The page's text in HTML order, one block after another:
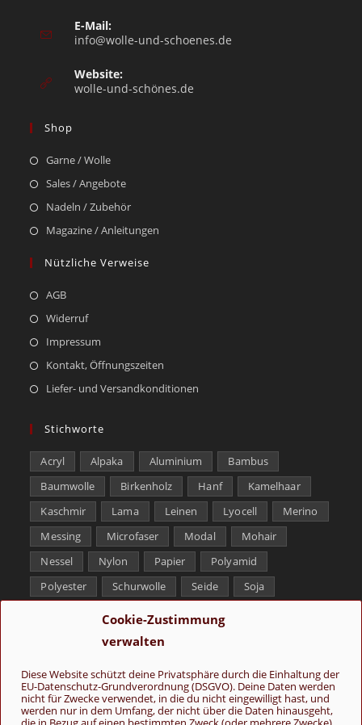
Cookie-Zustimmung
verwalten
Diese Website schützt deine Privatsphäre durch die Einhaltung der
EU-Datenschutz-Grundverordnung (DSGVO). Deine Daten werden
nicht für Zwecke verwendet, in die du nicht eingewilligt hast, und
werden nur in dem Umfang, der nicht über die Daten hinausgeht,
E-Mail:
info@wolle-und-schoenes.de
Website:
wolle-und-schönes.de
Shop
Garne / Wolle
Sales / Angebote
Nadeln / Zubehör
Magazine / Anleitungen
Nützliche Verweise
AGB
Widerruf
Impressum
Kontakt, Öffnungszeiten
Liefer- und Versandkonditionen
Stichworte
Acryl Alpaka Aluminium
Bambus
Baumwolle
Birkenholz Hanf
Kamelhaar
Kaschmir
Lama Leinen Lyocell
Merino
Messing
Microfaser Modal
Mohair
Nessel
Nylon Papier
Polyamid
Polyester
Schurwolle Seide
Soja
Tencel
Yak
Folge uns